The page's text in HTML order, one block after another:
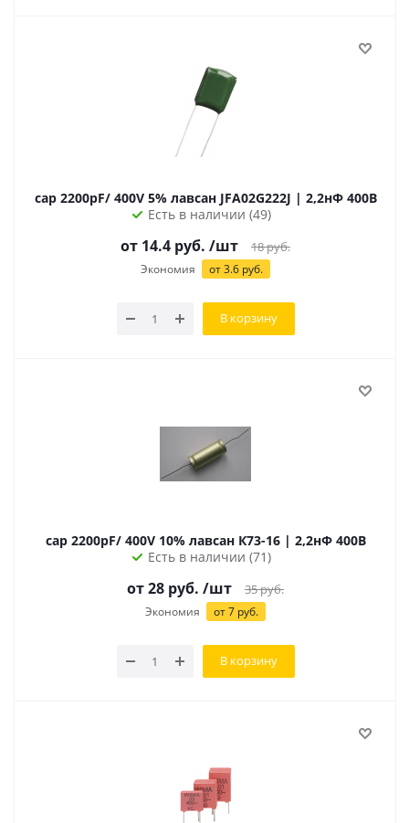
cap 2200pF/ 400V 5% лавсан JFA02G222J | 2,2нФ 400В
Есть в наличии (49)
от 14.4 руб. /шт 18руб.
Экономия от 3.6 руб.
В корзину
cap 2200pF/ 400V 10% лавсан К73-16 | 2,2нФ 400В
Есть в наличии (71)
от28 руб. /шт 35руб.
Экономия от7 руб.
В корзину